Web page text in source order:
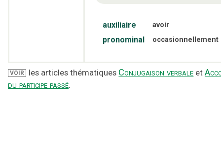
auxiliaire avoir
pronominal occasionnellement
VOIR les articles thématiques Conjugaison verbale et
du participe passé.